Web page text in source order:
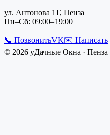
ул. Антонова 1Г, Пенза
Пн–Сб: 09:00–19:00
📞 ПозвонитьVK✉️ Написать
© 2026 уДачные Окна · Пенза